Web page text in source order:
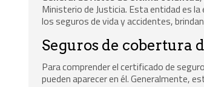
Ministerio de Justicia. Esta entidad es
los seguros de vida y accidentes,
Seguros de cobertura
Para comprender el certificado de
pueden aparecer en él. Generalmente,